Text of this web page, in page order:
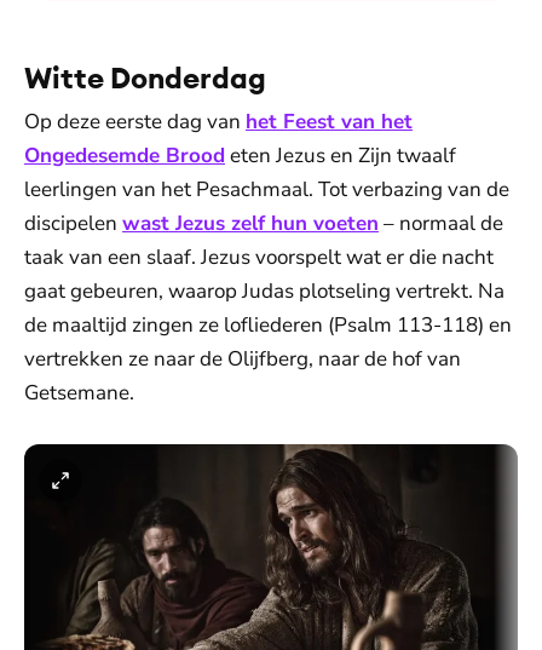
Witte Donderdag
Op deze eerste dag van het Feest van het
Ongedesemde Brood eten Jezus en Zijn twaalf
leerlingen van het Pesachmaal. Tot verbazing van de
discipelen wast Jezus zelf hun voeten – normaal de
taak van een slaaf. Jezus voorspelt wat er die nacht
gaat gebeuren, waarop Judas plotseling vertrekt. Na
de maaltijd zingen ze lofliederen (Psalm 113-118) en
vertrekken ze naar de Olijfberg, naar de hof van
Getsemane.